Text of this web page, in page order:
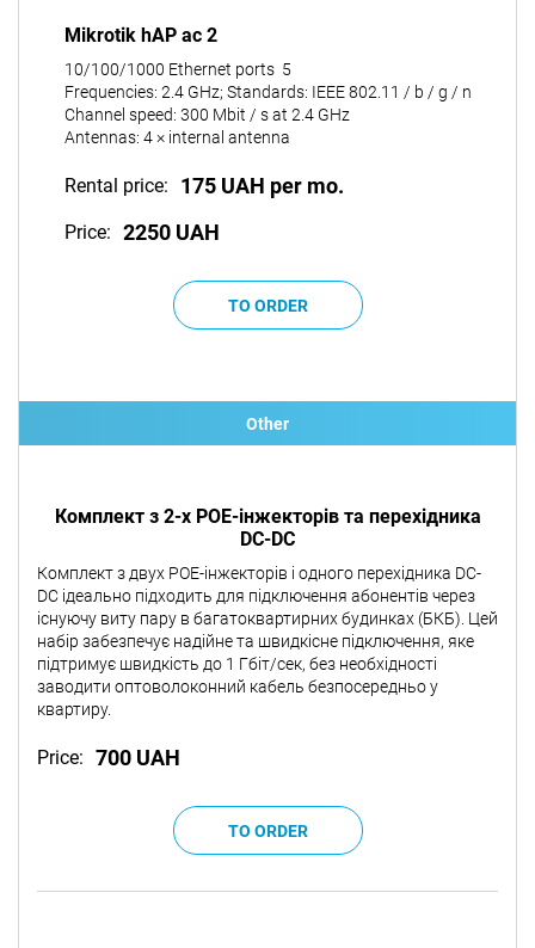
Mikrotik hAP ac 2
10/100/1000 Ethernet ports 5
Frequencies: 2.4 GHz; Standards: IEEE 802.11 / b / g / n
Channel speed: 300 Mbit / s at 2.4 GHz
Antennas: 4 × internal antenna
Rental price: 175 UAH per mo.
Price: 2250 UAH
Other
Комплект з 2-х POE-інжекторів та перехідника
DC-DC
Комплект з двух POE-інжекторів і одного перехідника DC-
DC ідеально підходить для підключення абонентів через
існуючу виту пару в багатоквартирних будинках (БКБ). Цей
набір забезпечує надійне та швидкісне підключення, яке
підтримує швидкість до 1 Гбіт/сек, без необхідності
заводити оптоволоконний кабель безпосередньо у
квартиру.
Price: 700 UAH